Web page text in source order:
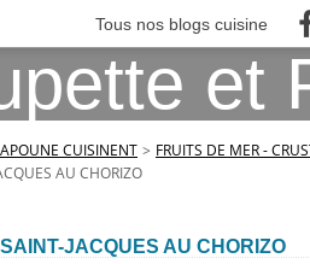
Tous nos blogs cuisine
CUISINENT > FRUITS DE MER -
AU CHORIZO
JACQUES AU CHORIZO